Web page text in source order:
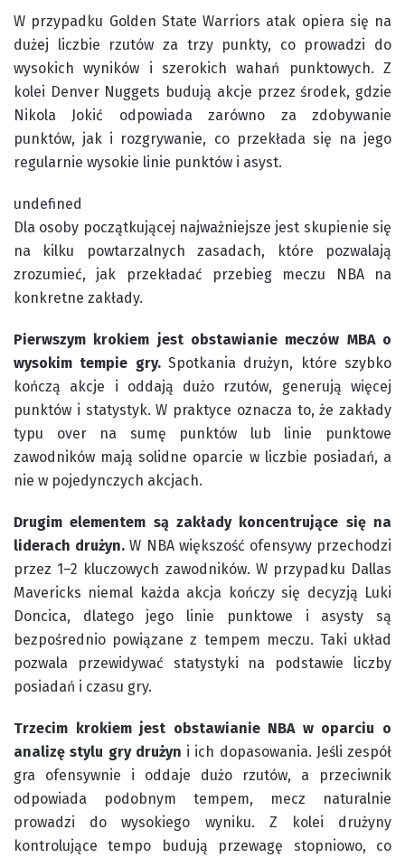
W przypadku Golden State Warriors atak opiera się na
dużej liczbie rzutów za trzy punkty, co prowadzi do
wysokich wyników i szerokich wahań punktowych. Z
kolei Denver Nuggets budują akcje przez środek, gdzie
Nikola Jokić odpowiada zarówno za zdobywanie
punktów, jak i rozgrywanie, co przekłada się na jego
regularnie wysokie linie punktów i asyst.
undefined
Dla osoby początkującej najważniejsze jest skupienie się
na kilku powtarzalnych zasadach, które pozwalają
zrozumieć, jak przekładać przebieg meczu NBA na
konkretne zakłady.
Pierwszym krokiem jest obstawianie meczów MBA o
wysokim tempie gry.Spotkania drużyn, które szybko
kończą akcje i oddają dużo rzutów, generują więcej
punktów i statystyk. W praktyce oznacza to, że zakłady
typu over na sumę punktów lub linie punktowe
zawodników mają solidne oparcie w liczbie posiadań, a
nie w pojedynczych akcjach.
Drugim elementem są zakłady koncentrujące się na
liderach drużyn. W NBA większość ofensywy przechodzi
przez 1–2 kluczowych zawodników. W przypadku Dallas
Mavericks niemal każda akcja kończy się decyzją Luki
Doncica, dlatego jego linie punktowe i asysty są
bezpośrednio powiązane z tempem meczu. Taki układ
pozwala przewidywać statystyki na podstawie liczby
posiadań i czasu gry.
Trzecim krokiem jest obstawianie NBA w oparciu o
analizę stylu gry drużyn i ich dopasowania. Jeśli zespół
gra ofensywnie i oddaje dużo rzutów, a przeciwnik
odpowiada podobnym tempem, mecz naturalnie
prowadzi do wysokiego wyniku. Z kolei drużyny
kontrolujące tempo budują przewagę stopniowo, co